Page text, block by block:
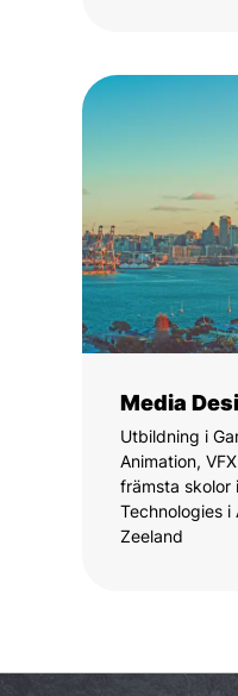
Media
Utbildning i
Animation,
främsta skolor
Technologies i
Zeeland